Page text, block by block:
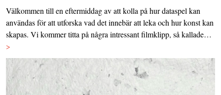
Välkommen till en eftermiddag av att kolla på hur dataspel kan
användas för att utforska vad det innebär att leka och hur konst kan
skapas. Vi kommer titta på några intressant filmklipp, så kallade…
>